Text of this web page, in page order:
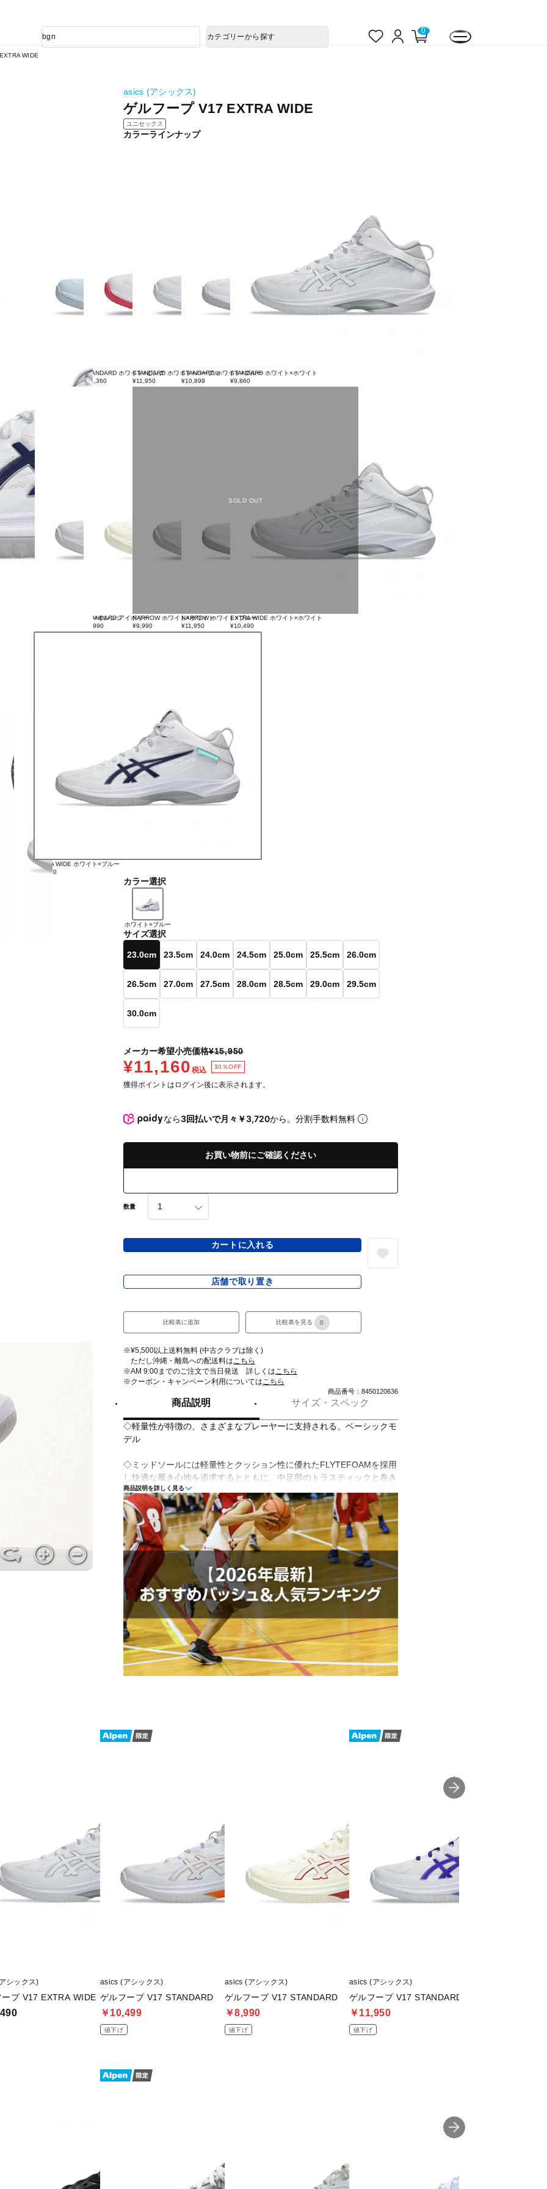
ロ
0
品
検
カテゴリーから探す
WIDE
asics (アシックス)
ゲルフープ V17 EXTRA WIDE
ユニセックス
カラーラインナップ
STANDARD ブルーSTANDARD ホワイト×ピンク
¥11,360
STANDARD ホワイト×パープル
¥11,950
STANDARD ホワイト×ブルー
¥10,899
STANDARD ホワイト×ホワイト
¥9,860
STANDARD ホワイト×オレンジ
STANDARD アイボリー
¥8,990
SOLD OUT
NARROW ホワイト×ホワイト
¥9,990
NARROW ホワイト×ブルー
¥11,950
EXTRA WIDE ホワイト×ホワイト
¥10,490
EXTRA WIDE ホワイト×ブルー
¥11,160
カラー選択
ホワイト×ブルー
サイズ選択
23.0cm 23.5cm 24.0cm 24.5cm 25.0cm 25.5cm 26.0cm
26.5cm 27.0cm 27.5cm 28.0cm 28.5cm 29.0cm 29.5cm
30.0cm
メーカー希望小売価格¥15,950
¥11,160 税込 30％OFF
獲得ポイントはログイン後に表示されます。
なら3回払いで月々￥3,720から。分割手数料無料
お買い物前にご確認ください
数量
カートに入れる
店舗で取り置き
比較表に追加 比較表を見る 0
※¥5,500以上送料無料 (中古クラブは除く)
ただし沖縄・離島への配送料はこちら
※AM 9:00までのご注文で当日発送 詳しくはこちら
※クーポン・キャンペーン利用についてはこちら
商品番号：8450120636
商品説明 サイズ・スペック
◇軽量性が特徴の、さまざまなプレーヤーに支持される、ベーシックモ
デル
◇ミッドソールには軽量性とクッション性に優れたFLYTEFOAMを採用
し快適な履き心地を追求するとともに、中足部のトラスティックと巻き
上げを大きくすることで安定性も追求。
◇通気性と耐久性に優れたPUコーティングメッシュによるやわらかな
履き心地が長時間のプレーをサポート。
◇さまざまなプレーヤーへのフィット性を追求。
■カラー(メーカー表記):
ホワイト×ブルー(104:WHITE/BLUE EXPANSE)
■生産国:インドネシア
■2026年モデル
※ブランドやシリーズによっては甲高や幅等小さめに作られていること
商品説明を詳しく見る
シックス)
ープ V17 EXTRA WIDE
asics (アシックス)
ゲルフープ V17 STANDARD
￥10,499
値下げ
asics (アシックス)
ゲルフープ V17 STANDARD
￥8,990
値下げ
asics (アシックス)
ゲルフープ V17 STANDARD
￥11,950
値下げ